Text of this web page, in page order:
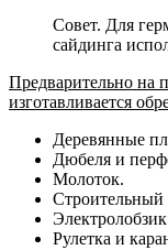
Совет. Для
сайдинга
Предварительно на
изготавливается
Деревянные
Дюбеля и
Молоток.
Строительный
Рулетка и